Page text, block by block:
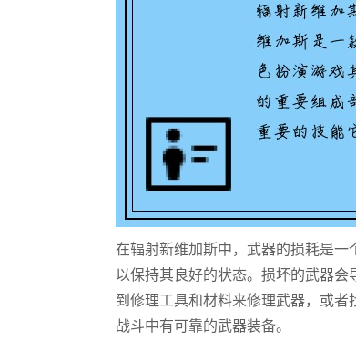
在辐射新维加斯中，武器的损耗是一
以保持其良好的状态。损坏的武器
到修理工具和材料来修理武器，或
战斗中有可靠的武器装备。